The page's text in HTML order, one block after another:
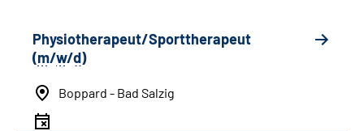
Physiotherapeut/Sporttherapeut
(m/w/d)
Boppard - Bad Salzig